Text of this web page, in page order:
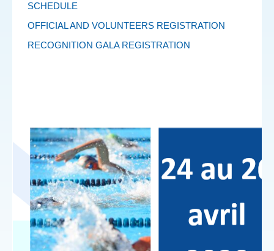
SCHEDULE
OFFICIAL AND VOLUNTEERS REGISTRATION
RECOGNITION GALA REGISTRATION